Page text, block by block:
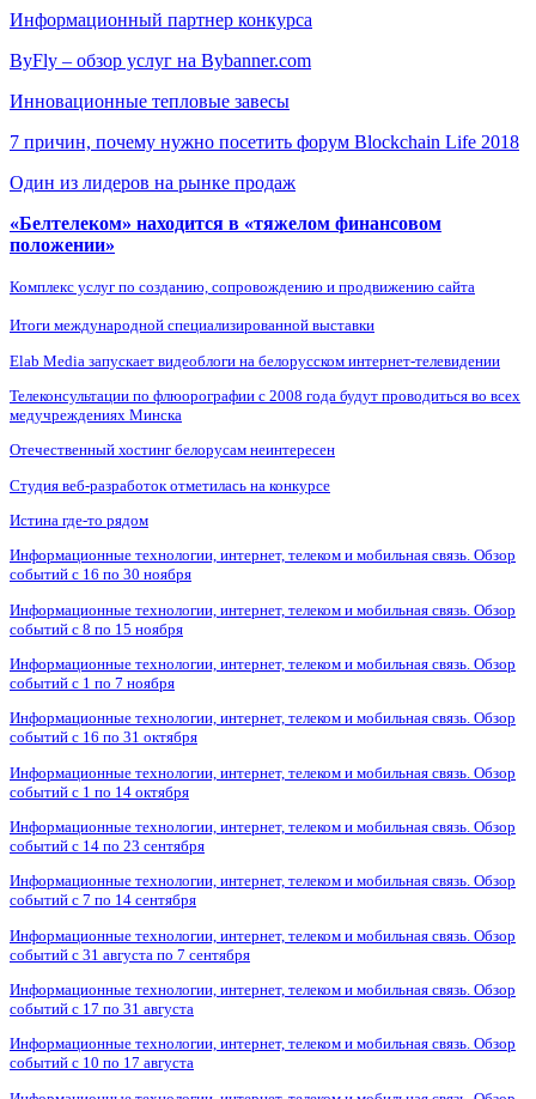
Информационный партнер конкурса
ByFly – обзор услуг на Bybanner.com
Инновационные тепловые завесы
7 причин, почему нужно посетить форум Blockchain Life 2018
Один из лидеров на рынке продаж
«Белтелеком» находится в «тяжелом финансовом
положении»
Комплекс услуг по созданию, сопровождению и продвижению сайта
Итоги международной специализированной выставки
Elab Media запускает видеоблоги на белорусском интернет-телевидении
Телеконсультации по флюорографии с 2008 года будут проводиться во всех
медучреждениях Минска
Отечественный хостинг белорусам неинтересен
Студия веб-разработок отметилась на конкурсе
Истина где-то рядом
Информационные технологии, интернет, телеком и мобильная связь. Обзор
событий с 16 по 30 ноября
Информационные технологии, интернет, телеком и мобильная связь. Обзор
событий с 8 по 15 ноября
Информационные технологии, интернет, телеком и мобильная связь. Обзор
событий с 1 по 7 ноября
Информационные технологии, интернет, телеком и мобильная связь. Обзор
событий с 16 по 31 октября
Информационные технологии, интернет, телеком и мобильная связь. Обзор
событий с 1 по 14 октября
Информационные технологии, интернет, телеком и мобильная связь. Обзор
событий с 14 по 23 сентября
Информационные технологии, интернет, телеком и мобильная связь. Обзор
событий с 7 по 14 сентября
Информационные технологии, интернет, телеком и мобильная связь. Обзор
событий с 31 августа по 7 сентября
Информационные технологии, интернет, телеком и мобильная связь. Обзор
событий с 17 по 31 августа
Информационные технологии, интернет, телеком и мобильная связь. Обзор
событий с 10 по 17 августа